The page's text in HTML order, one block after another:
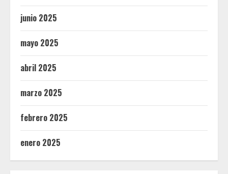
junio 2025
mayo 2025
abril 2025
marzo 2025
febrero 2025
enero 2025